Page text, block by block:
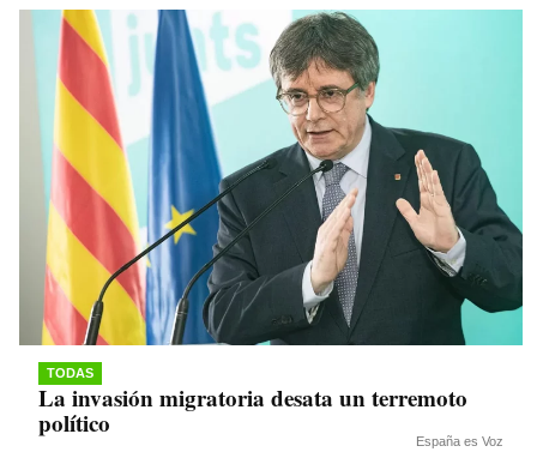
TODAS
La invasión migratoria desata un terremoto
político
España es Voz